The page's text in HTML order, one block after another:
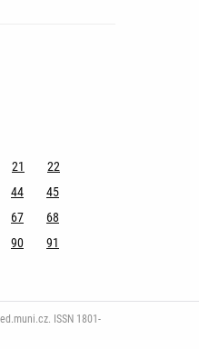
21
22
44
45
67
68
90
91
ISSN 1801-